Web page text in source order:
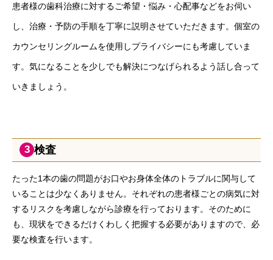
患者様の歯科治療に対するご希望・悩み・心配事などをお伺い
し、治療・予防の手順を丁寧に説明させていただきます。個室の
カウンセリングルームを使用しプライバシーにも考慮していま
す。気になることを少しでも解決につなげられるよう話し合って
いきましょう。
3 検査
たった1本の歯の問題がお口やお身体全体のトラブルに関与して
いることは少なくありません。それぞれの患者様ごとの病気に対
するリスクを考慮しながら診療を行っております。そのために
も、現状をできるだけくわしく把握する必要がありますので、必
要な検査を行います。